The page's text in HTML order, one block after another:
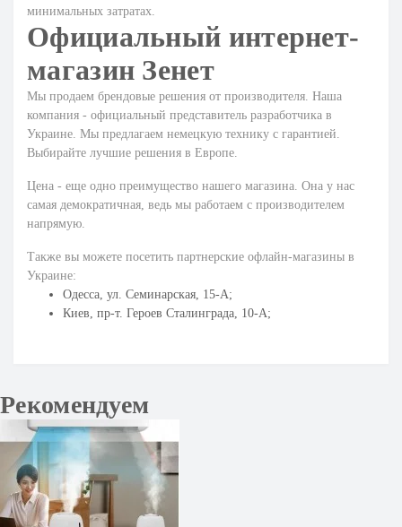
минимальных затратах.
Официальный интернет-
магазин Зенет
Мы продаем брендовые решения от производителя. Наша
компания - официальный представитель разработчика в
Украине. Мы предлагаем немецкую технику с гарантией.
Выбирайте лучшие решения в Европе.
Цена - еще одно преимущество нашего магазина. Она у нас
самая демократичная, ведь мы работаем с производителем
напрямую.
Также вы можете посетить партнерские офлайн-магазины в
Украине:
Одесса, ул. Семинарская, 15-А;
Киев, пр-т. Героев Сталинграда, 10-А;
Рекомендуем